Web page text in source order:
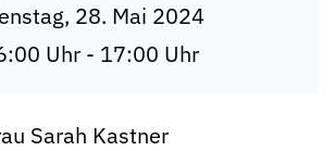
28. Mai 2024
Uhr - 17:00 Uhr
Sarah Kastner